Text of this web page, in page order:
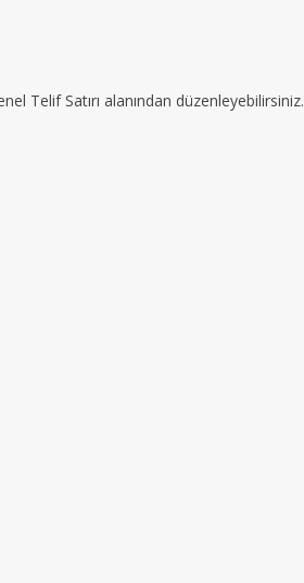
Telif Satırı alanından düzenleyebilirsiniz.